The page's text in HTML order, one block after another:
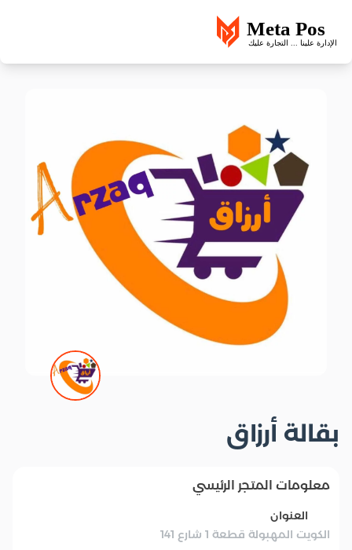
بقالة أرزاق
معلومات المتجر الرئيسي
العنوان
الكويت المهبولة قطعة 1 شارع 141